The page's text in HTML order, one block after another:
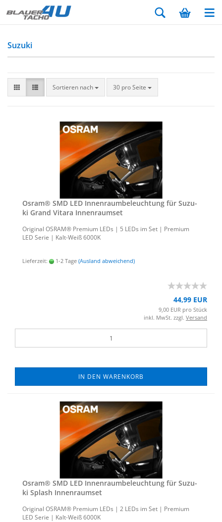
Suzuki
Sortieren nach 30 pro Seite
Osram® SMD LED In­nen­raum­be­leuch­tung für Su­zu­
ki Grand Vi­tara In­nen­ra­um­set
Ori­gi­nal OSRAM® Pre­mi­um LEDs | 5 LEDs im Set | Pre­mi­um
LED Serie | Kalt-​Weiß 6000K
Lieferzeit: 1-2 Tage (Ausland abweichend)
44,99 EUR
9,00 EUR pro Stück
inkl. MwSt. zzgl. Versand
IN DEN WARENKORB
Osram® SMD LED In­nen­raum­be­leuch­tung für Su­zu­
ki Splash In­nen­ra­um­set
Ori­gi­nal OSRAM® Pre­mi­um LEDs | 2 LEDs im Set | Pre­mi­um
LED Serie | Kalt-​Weiß 6000K